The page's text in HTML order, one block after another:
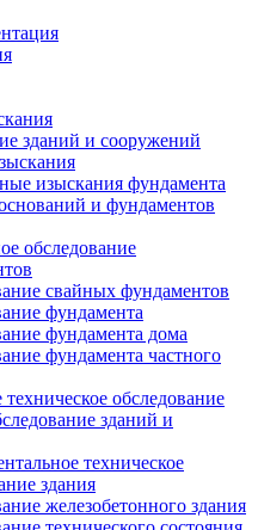
зданий и сооружений
изыскания фундамента
и фундаментов
обследование
свайных фундаментов
фундамента
фундамента дома
фундамента частного
обследование
зданий и
техническое
здания
железобетонного здания